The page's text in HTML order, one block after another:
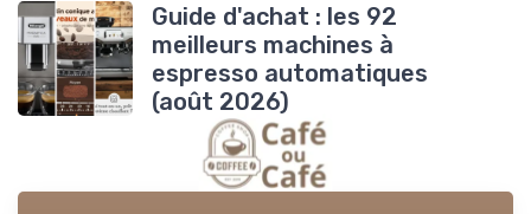
Guide d'achat : les 92
meilleurs machines à
espresso automatiques
(août 2026)